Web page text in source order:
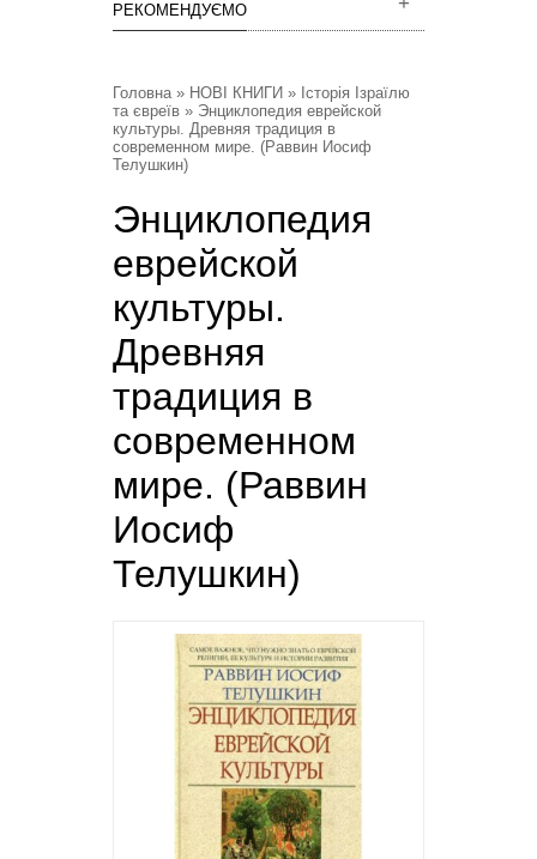
РЕКОМЕНДУЄМО
Головна» НОВІ КНИГИ » Історія Ізраїлю
та євреїв » Энциклопедия еврейской
культуры. Древняя традиция в
современном мире. (Раввин Иосиф
Телушкин)
Энциклопедия
еврейской
культуры.
Древняя
традиция в
современном
мире. (Раввин
Иосиф
Телушкин)